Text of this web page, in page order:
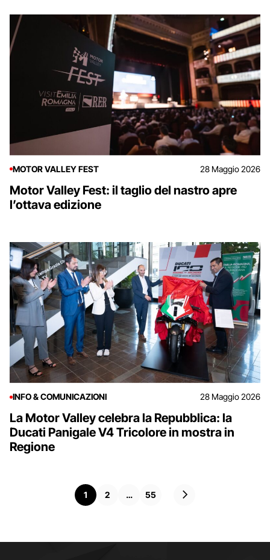
MOTOR VALLEY FEST 28 Maggio 2026
Motor Valley Fest: il taglio del nastro apre
l’ottava edizione
INFO & COMUNICAZIONI 28 Maggio 2026
La Motor Valley celebra la Repubblica: la
Ducati Panigale V4 Tricolore in mostra in
Regione
1 2 … 55
P